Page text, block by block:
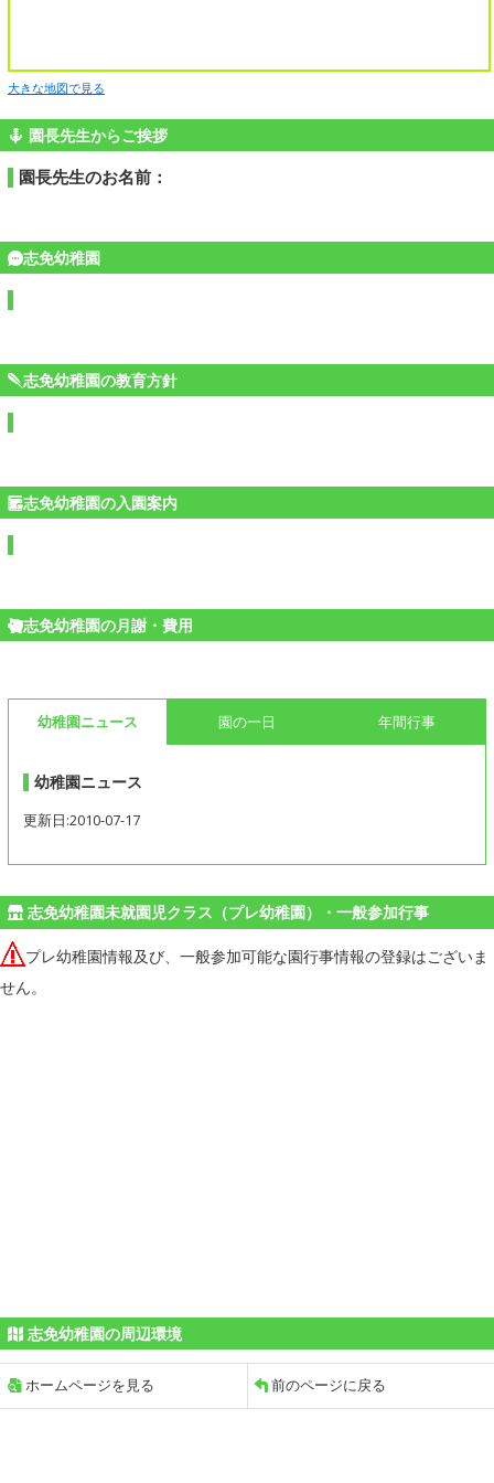
大きな地図で見る
園長先生からご挨拶
園長先生のお名前：
志免幼稚園
志免幼稚園の教育方針
志免幼稚園の入園案内
志免幼稚園の月謝・費用
幼稚園ニュース 園の一日 年間行事
幼稚園ニュース
更新日:2010-07-17
志免幼稚園未就園児クラス（プレ幼稚園）・一般参加行事
プレ幼稚園情報及び、一般参加可能な園行事情報の登録はございま
せん。
志免幼稚園の周辺環境
ホームページを見る 前のページに戻る